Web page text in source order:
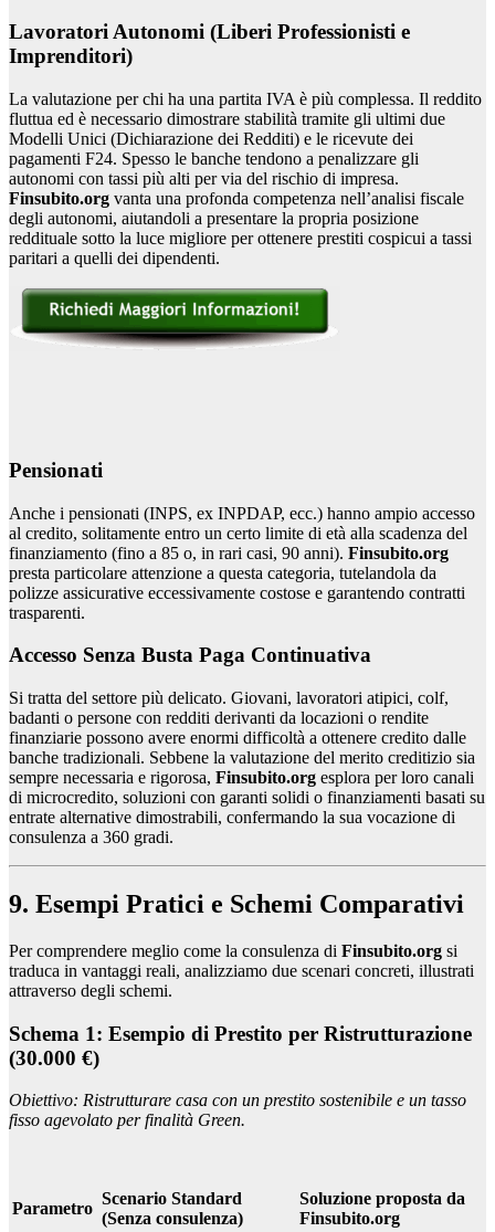
Lavoratori Autonomi (Liberi Professionisti e
Imprenditori)
La valutazione per chi ha una partita IVA è più complessa. Il reddito
fluttua ed è necessario dimostrare stabilità tramite gli ultimi due
Modelli Unici (Dichiarazione dei Redditi) e le ricevute dei
pagamenti F24. Spesso le banche tendono a penalizzare gli
autonomi con tassi più alti per via del rischio di impresa.
Finsubito.org vanta una profonda competenza nell’analisi fiscale
degli autonomi, aiutandoli a presentare la propria posizione
reddituale sotto la luce migliore per ottenere prestiti cospicui a tassi
paritari a quelli dei dipendenti.
Pensionati
Anche i pensionati (INPS, ex INPDAP, ecc.) hanno ampio accesso
al credito, solitamente entro un certo limite di età alla scadenza del
finanziamento (fino a 85 o, in rari casi, 90 anni). Finsubito.org
presta particolare attenzione a questa categoria, tutelandola da
polizze assicurative eccessivamente costose e garantendo contratti
trasparenti.
Accesso Senza Busta Paga Continuativa
Si tratta del settore più delicato. Giovani, lavoratori atipici, colf,
badanti o persone con redditi derivanti da locazioni o rendite
finanziarie possono avere enormi difficoltà a ottenere credito dalle
banche tradizionali. Sebbene la valutazione del merito creditizio sia
sempre necessaria e rigorosa, Finsubito.org esplora per loro canali
di microcredito, soluzioni con garanti solidi o finanziamenti basati su
entrate alternative dimostrabili, confermando la sua vocazione di
consulenza a 360 gradi.
9. Esempi Pratici e Schemi Comparativi
Per comprendere meglio come la consulenza di Finsubito.org si
traduca in vantaggi reali, analizziamo due scenari concreti, illustrati
attraverso degli schemi.
Schema 1: Esempio di Prestito per Ristrutturazione
(30.000 €)
Obiettivo: Ristrutturare casa con un prestito sostenibile e un tasso
fisso agevolato per finalità Green.
Parametro
Scenario Standard
(Senza consulenza)
Soluzione proposta da
Finsubito.org